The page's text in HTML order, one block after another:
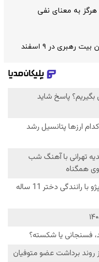
به معنای نفی
رهبری در ۹ اسفند